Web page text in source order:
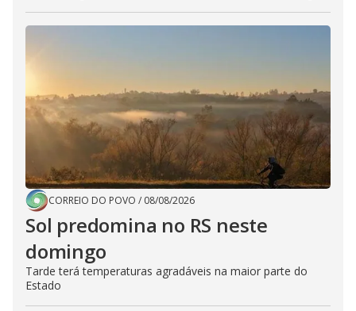
CORREIO DO POVO / 08/08/2026
Sol predomina no RS neste
domingo
Tarde terá temperaturas agradáveis na maior parte do
Estado